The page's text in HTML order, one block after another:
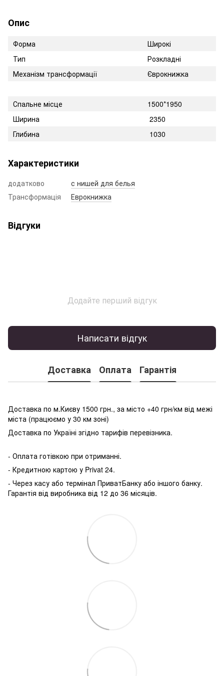
Опис
Форма
Широкі
Тип
Розкладні
Механізм трансформації
Єврокнижка
Спальне місце
1500*1950
Ширина
2350
Глибина
1030
Характеристики
додатково
с нишей для белья
Трансформація
Еврокнижка
Відгуки
Додайте перший відгук
Написати відгук
Доставка Оплата Гарантія
Доставка по м.Києву 1500 грн., за місто +40 грн/км від межі
міста (працюємо у 30 км зоні)
Доставка по Україні згідно тарифів перевізника.
- Оплата готівкою при отриманні.
- Кредитною картою у Privat 24.
- Через касу або термінал ПриватБанку або іншого банку.
Гарантія від виробника від 12 до 36 місяців.